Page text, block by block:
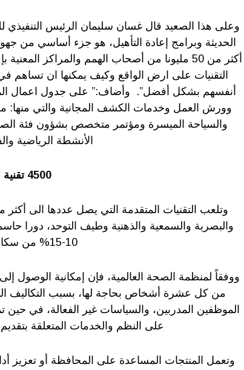
وعلى هذا الصعيد قال غسان سليمان الرئيس التنفيذي
الحديثة وبرامج إعادة التأهيل، هو جزء أساسي من
أكثر من 50 مليونا من أصحاب الهمم والمراكز
التقنيات على ارض الواقع وكيف يمكنها ان تساهم
أنفسهم بشكل أفضل”. وأضاف:” على جدول اعمال
وورش العمل وخدمات الكشف المجانية والتي منها:
والسياحة الميسرة ومؤتمر متخصص بشؤون فئة
الأنشطة الرياضية
والبصرية والسمعية والذهنية وطيف التوحد، دورا
10-15% من سكان اي دولة.
من كل عشرة أشخاص بحاجة لها، بسبب التكاليف
الموظفين المدربين، والسياسات غير الفعالة، في
على النظم والخدمات المتعلقة
وتعمل المنتجات المساعدة على المحافظة أو تعزيز